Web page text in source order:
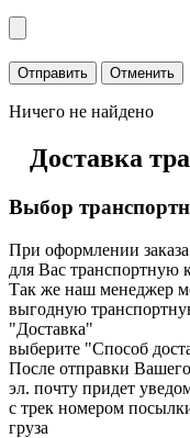
Ничего не найдено
Доставка
Выбор
При оформлении
для Вас транспортную
Так же наш менеджер
выгодную
"Доставка"
выберите "Способ
После отправки
эл. почту придет
с трек номером
груза